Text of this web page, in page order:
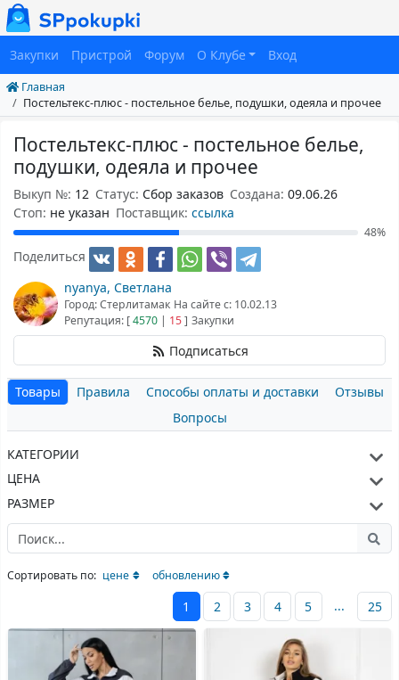
Закупки Пристрой Форум О Клубе Вход
Главная
Постельтекс-плюс - постельное белье, подушки, одеяла и прочее
Постельтекс-плюс - постельное белье,
подушки, одеяла и прочее
Выкуп №: 12 Статус: Сбор заказов Создана: 09.06.26
Cтоп: не указан Поставщик: ссылка
48%
Поделиться
nyanya, Светлана
Город: Стерлитамак На сайте с: 10.02.13
Репутация: [4570 | 15] Закупки
Подписаться
Товары Правила Способы оплаты и доставки
Отзывы
Вопросы
КАТЕГОРИИ
ЦЕНА
РАЗМЕР
Сортировать по: цене обновлению
1 2 3 4 5 ... 25